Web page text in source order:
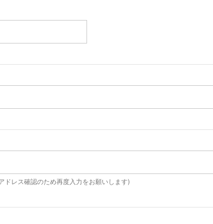
ドレス確認のため再度入力をお願いします)